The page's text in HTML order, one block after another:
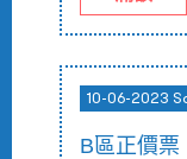
10-06-2023
B區正價票